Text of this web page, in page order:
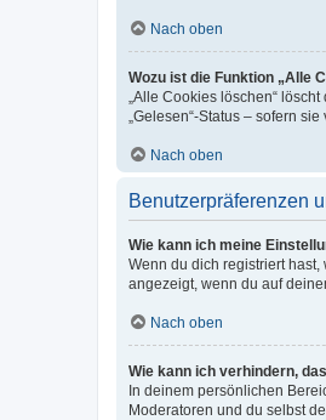
Nach oben
Wozu ist die Funktion „Alle
„Alle Cookies löschen“
„Gelesen“-Status – sofern
Nach oben
Benutzerpräferenzen
Wie kann ich meine
Wenn du dich registriert
angezeigt, wenn du auf
Nach oben
Wie kann ich verhindern,
In deinem persönlichen
Moderatoren und du selbst